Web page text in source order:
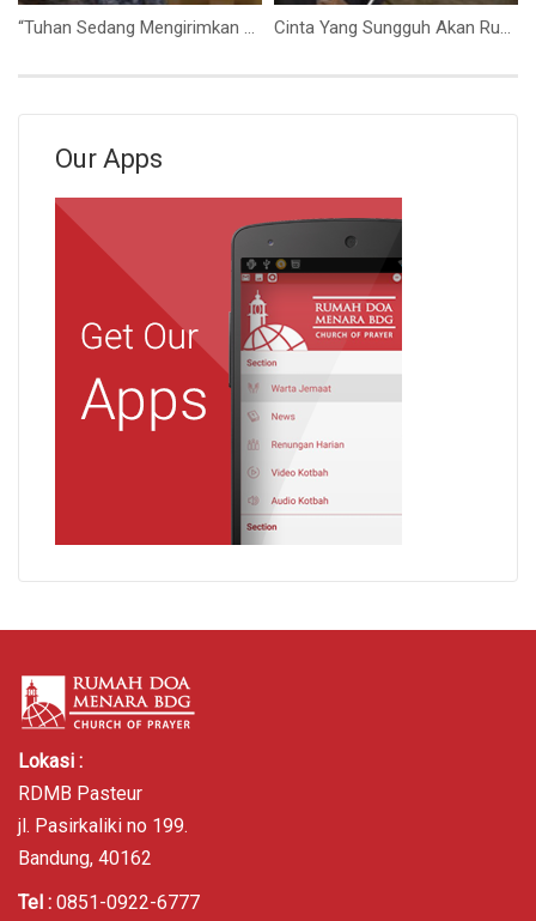
“Tuhan Sedang Mengirimkan Berkat-Nya” (Bpk.Hidajat) Cinta Yang Sungguh Akan Rumah Tuhan (Ps. Isaac Gunawan)
Our Apps
Lokasi :
RDMB Pasteur
jl. Pasirkaliki no 199.
Bandung, 40162
Tel : 0851-0922-6777